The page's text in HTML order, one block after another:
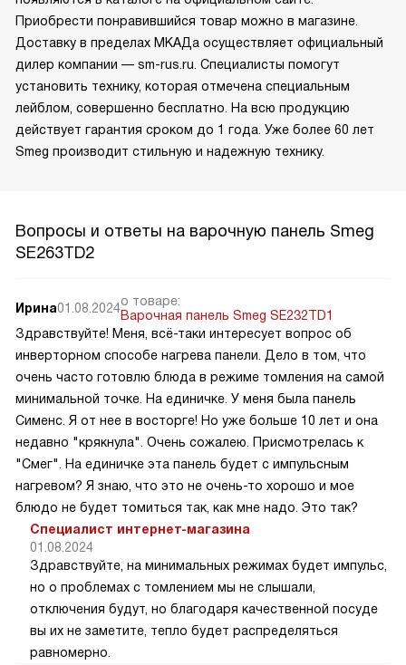
Приобрести понравившийся товар можно в магазине.
Доставку в пределах МКАДа осуществляет официальный
дилер компании — sm-rus.ru. Специалисты помогут
установить технику, которая отмечена специальным
лейблом, совершенно бесплатно. На всю продукцию
действует гарантия сроком до 1 года. Уже более 60 лет
Smeg производит стильную и надежную технику.
Вопросы и ответы на варочную панель Smeg
SE263TD2
Ирина01.08.2024о товаре:
Варочная панель Smeg SE232TD1
Здравствуйте! Меня, всё-таки интересует вопрос об
инверторном способе нагрева панели. Дело в том, что
очень часто готовлю блюда в режиме томления на самой
минимальной точке. На единичке. У меня была панель
Сименс. Я от нее в восторге! Но уже больше 10 лет и она
недавно "крякнула". Очень сожалею. Присмотрелась к
"Смег". На единичке эта панель будет с импульсным
нагревом? Я знаю, что это не очень-то хорошо и мое
блюдо не будет томиться так, как мне надо. Это так?
Специалист интернет-магазина
01.08.2024
Здравствуйте, на минимальных режимах будет импульс,
но о проблемах с томлением мы не слышали,
отключения будут, но благодаря качественной посуде
вы их не заметите, тепло будет распределяться
равномерно.